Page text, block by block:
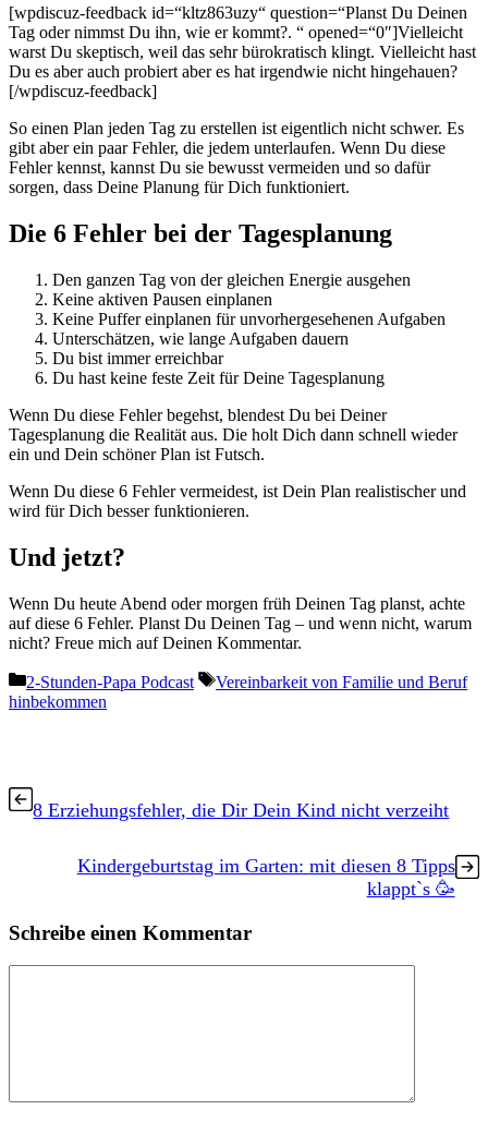
[wpdiscuz-feedback id=“kltz863uzy“ question=“Planst Du Deinen
Tag oder nimmst Du ihn, wie er kommt?. “ opened=“0″]Vielleicht
warst Du skeptisch, weil das sehr bürokratisch klingt. Vielleicht hast
Du es aber auch probiert aber es hat irgendwie nicht hingehauen?
[/wpdiscuz-feedback]
So einen Plan jeden Tag zu erstellen ist eigentlich nicht schwer. Es
gibt aber ein paar Fehler, die jedem unterlaufen. Wenn Du diese
Fehler kennst, kannst Du sie bewusst vermeiden und so dafür
sorgen, dass Deine Planung für Dich funktioniert.
Die 6 Fehler bei der Tagesplanung
Den ganzen Tag von der gleichen Energie ausgehen
Keine aktiven Pausen einplanen
Keine Puffer einplanen für unvorhergesehenen Aufgaben
Unterschätzen, wie lange Aufgaben dauern
Du bist immer erreichbar
Du hast keine feste Zeit für Deine Tagesplanung
Wenn Du diese Fehler begehst, blendest Du bei Deiner
Tagesplanung die Realität aus. Die holt Dich dann schnell wieder
ein und Dein schöner Plan ist Futsch.
Wenn Du diese 6 Fehler vermeidest, ist Dein Plan realistischer und
wird für Dich besser funktionieren.
Und jetzt?
Wenn Du heute Abend oder morgen früh Deinen Tag planst, achte
auf diese 6 Fehler. Planst Du Deinen Tag – und wenn nicht, warum
nicht? Freue mich auf Deinen Kommentar.
Kategorien
2-Stunden-Papa Podcast Schlagwörter
Vereinbarkeit von Familie und Beruf
hinbekommen
8 Erziehungsfehler, die Dir Dein Kind nicht verzeiht
Kindergeburtstag im Garten: mit diesen 8 Tipps
klappt`s 🥳
Schreibe einen Kommentar